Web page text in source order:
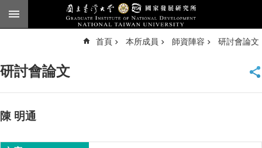
跳到主要內容區塊
臺
頁
首頁 本所成員 師資陣容 研討會論文
研討會論文
陳 明通